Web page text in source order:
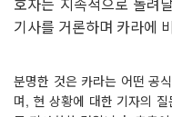
기사를 거론하며 카라에
분명한 것은 카라는 어떤 공
며, 현 상황에 대한 기자의